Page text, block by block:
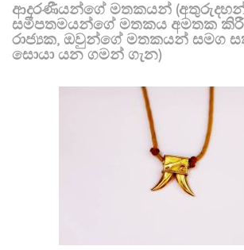
ආදරණීයන්ගේ මතකයන්
සමීපතමයන්ගේ මතකය අමතක
රාජ්‍යක, ඔවුන්ගේ මතකයන් සමග
සොයා යන ගමන් ගැන)